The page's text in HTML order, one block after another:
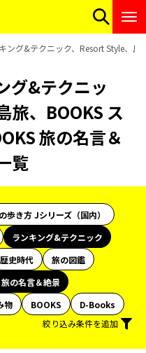
ング&テクニック、Resort Style、
グ&テクニッ
、BOOKS ス
旅の名言＆
覧
歩き方 Jシリーズ（国内）
ランキング&テクニック
歴史時代
旅の図鑑
の名言＆絶景
物 BOOKS
D-Books
絞り込み条件を追加